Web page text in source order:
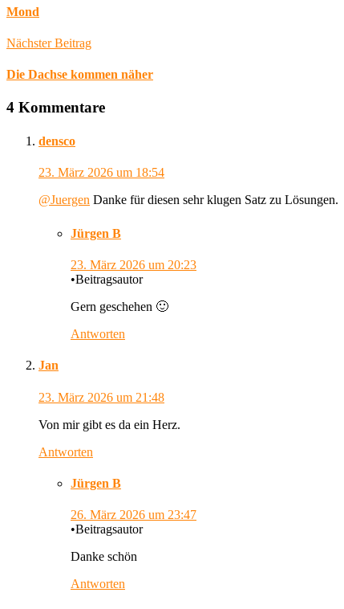
Mond
Nächster Beitrag
Die Dachse kommen näher
4 Kommentare
densco
23. März 2026 um 18:54
@Juergen Danke für diesen sehr klugen Satz zu Lösungen.
Jürgen B
23. März 2026 um 20:23
•Beitragsautor
Gern geschehen 🙂
Antworten
Jan
23. März 2026 um 21:48
Von mir gibt es da ein Herz.
Antworten
Jürgen B
26. März 2026 um 23:47
•Beitragsautor
Danke schön
Antworten